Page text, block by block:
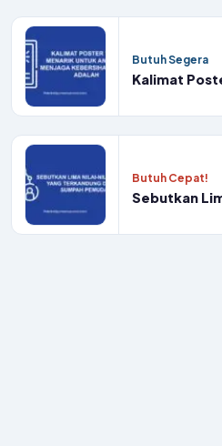
Butuh Segera
Kalimat
Butuh Cepat!
Sebutkan